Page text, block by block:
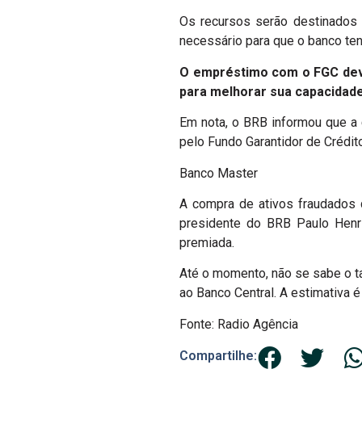
Os recursos serão
necessário para que o banco
O empréstimo com o FGC
para melhorar sua
Em nota, o BRB informou que
pelo Fundo Garantidor de
Banco Master
A compra de ativos fraudados
presidente do BRB Paulo
premiada.
Até o momento, não se sabe o
ao Banco Central. A estimativa
Fonte: Radio Agência
Compartilhe: